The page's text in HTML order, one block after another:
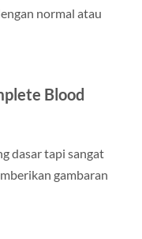
normal atau
Blood
dasar tapi sangat
gambaran